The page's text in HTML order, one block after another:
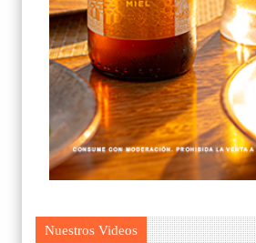
Nuestros Videos